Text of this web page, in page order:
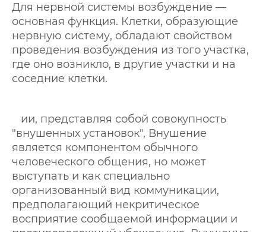
Для нервной системы возбуждение —
основная функция. Клетки, образующие
нервную систему, обладают свойством
проведения возбуждения из того участка,
где оно возникло, в другие участки и на
соседние клетки.
ии, представляя собой совокупность
"внушенных установок", Внушение
является компонентом обычного
человеческого общения, но может
выступать и как специально
организованный вид коммуникации,
предполагающий некритическое
восприятие сообщаемой информации и